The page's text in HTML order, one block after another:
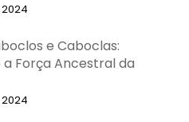
e Caboclas:
Força Ancestral da